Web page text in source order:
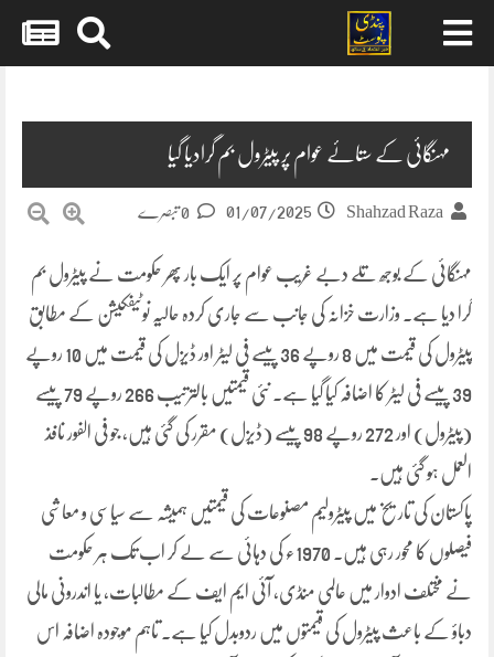
مہنگائی کے ستائے عوام پر پیٹرول بم گرادیا گیا
Shahzad Raza
01/07/2025
مہنگائی کے بوجھ تلے دبے غریب عوام پر ایک بار پھر حکومت نے پیٹرول بم
گرا دیا ہے۔ وزارت خزانہ کی جانب سے جاری کردہ حالیہ نوٹیفکیشن کے مطابق
پیٹرول کی قیمت میں 8 روپے 36 پیسے فی لیٹر اور ڈیزل کی قیمت میں 10 روپے
39 پیسے فی لیٹر کا اضافہ کیا گیا ہے۔ نئی قیمتیں بالترتیب 266 روپے 79 پیسے
(پیٹرول) اور 272 روپے 98 پیسے (ڈیزل) مقرر کی گئی ہیں، جو فی الفور نافذ
العمل ہو گئی ہیں۔
پاکستان کی تاریخ میں پیٹرولیم مصنوعات کی قیمتیں ہمیشہ سے سیاسی و معاشی
فیصلوں کا محور رہی ہیں۔ 1970ء کی دہائی سے لے کر اب تک ہر حکومت
نے مختلف ادوار میں عالمی منڈی، آئی ایم ایف کے مطالبات، یا اندرونی مالی
دباؤ کے باعث پیٹرول کی قیمتوں میں ردوبدل کیا ہے۔ تاہم موجودہ اضافہ اس